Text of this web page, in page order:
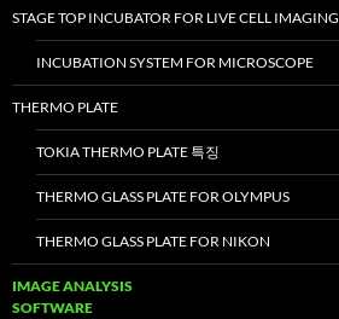
STAGE TOP INCUBATOR FOR LIVE CELL IMAGING
INCUBATION SYSTEM FOR MICROSCOPE
THERMO PLATE
TOKIA THERMO PLATE 특징
THERMO GLASS PLATE FOR OLYMPUS
THERMO GLASS PLATE FOR NIKON
IMAGE ANALYSIS
SOFTWARE